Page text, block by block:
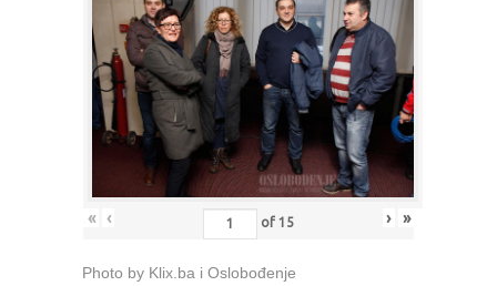
« ‹ of 15 › »
Photo by Klix.ba i Oslobođenje